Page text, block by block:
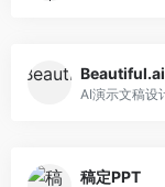
Beautiful.ai
稿定PPT